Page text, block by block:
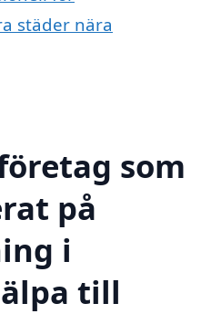
städer nära
som
på
i
till